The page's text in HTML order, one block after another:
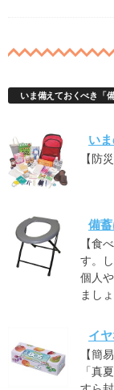
いま備えておくべき「
い
【防
備
【食
す。
個人
ましょ
イ
【簡
「真